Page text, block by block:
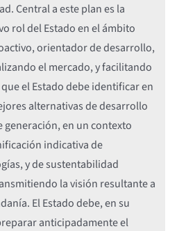
Central a este plan es la
rol del Estado en el ámbito
orientador de desarrollo,
el mercado, y facilitando
el Estado debe identificar en
alternativas de desarrollo
en un contexto
indicativa de
y de sustentabilidad
la visión resultante a
El Estado debe, en su
anticipadamente el